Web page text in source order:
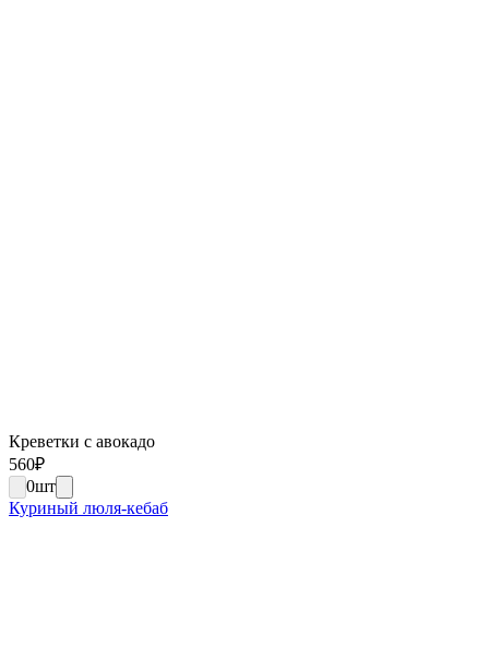
Креветки с авокадо
560₽
0шт
Куриный люля-кебаб